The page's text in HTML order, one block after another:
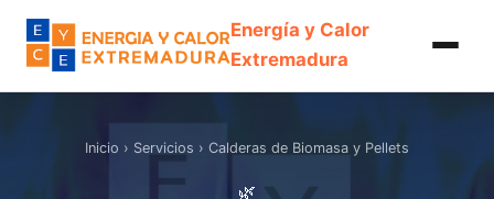
Energía y Calor
Extremadura
Inicio › Servicios › Calderas de Biomasa y Pellets
🌿